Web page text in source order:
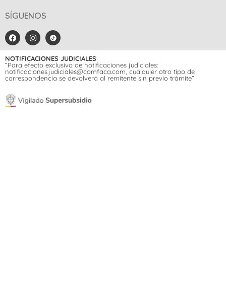
SÍGUENOS
NOTIFICACIONES JUDICIALES
“Para efecto exclusivo de notificaciones judiciales:
notificaciones.judiciales@comfaca.com, cualquier otro tipo de
correspondencia se devolverá al remitente sin previo trámite”